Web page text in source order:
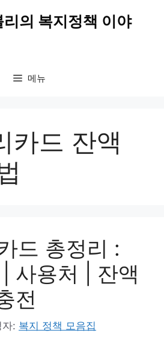
리의 복지정책 이야
메뉴
카드 잔액
드 총정리 :
사용처 | 잔액
전
자: 복지 정책 모음집